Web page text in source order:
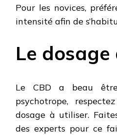
Pour les novices,
intensité afin de
Le
Le CBD a beau
psychotrope,
dosage à utiliser.
des experts pour ce